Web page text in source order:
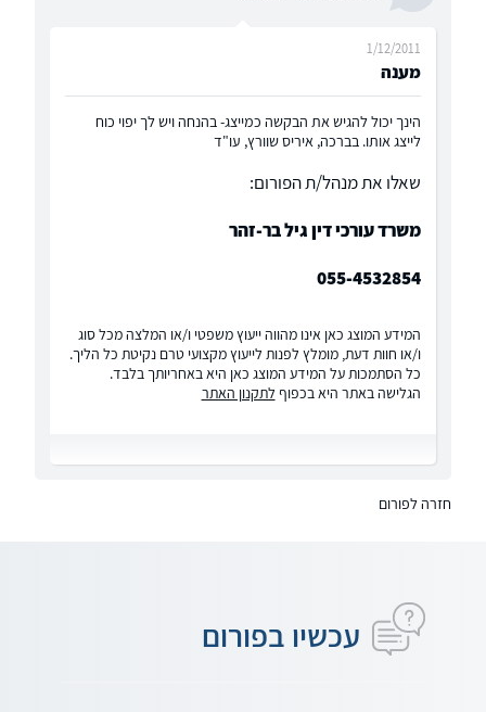
מענה
1/12/2011
הינך יכול להגיש את הבקשה כמייצג- בהנחה ויש לך יפוי כוח
לייצג אותו. בברכה, איריס שוורץ, עו"ד
שאלו את מנהל/ת הפורום:
משרד עורכי דין גיל בר-זהר
055-4532854
המידע המוצג כאן אינו מהווה ייעוץ משפטי ו/או המלצה מכל סוג
ו/או חוות דעת, מומלץ לפנות לייעוץ מקצועי טרם נקיטת כל הליך.
כל הסתמכות על המידע המוצג כאן היא באחריותך בלבד.
הגלישה באתר היא בכפוף לתקנון האתר
חזרה לפורום
עכשיו בפורום